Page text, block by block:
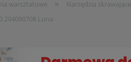
warsztatowe » Narzędzia skrawające
204090708 Luna